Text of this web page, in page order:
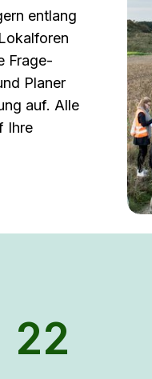
entlang
Frage­
Planer
auf. Alle
Ihre
22